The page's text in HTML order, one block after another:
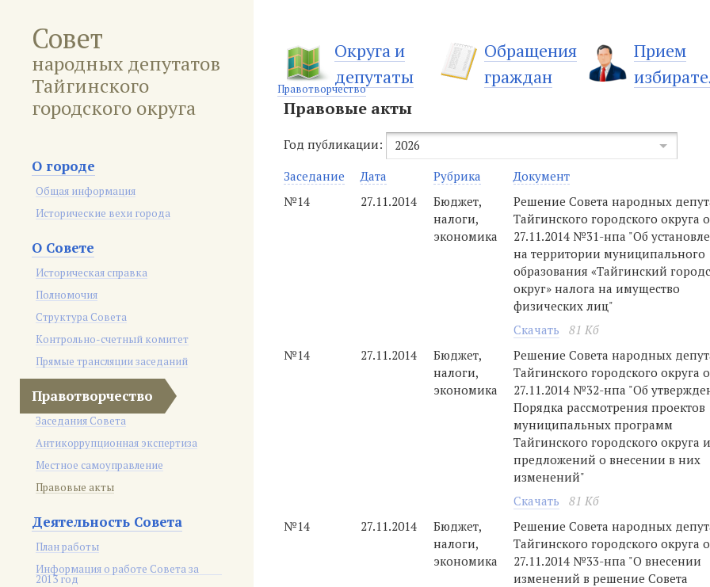
Совет
народных депутатов
Тайгинского
городского округа
О городе
Общая информация
Исторические вехи города
О Совете
Историческая справка
Полномочия
Структура Совета
Контрольно-счетный комитет
Прямые трансляции заседаний
Правотворчество
Заседания Совета
Антикоррупционная экспертиза
Местное самоуправление
Правовые акты
Деятельность Совета
План работы
Информация о работе Совета за
2013 год
Округа и
депутаты
Обращения
граждан
Прием
Правотворчество
Правовые акты
Год публикации:
2026
Заседание
Дата Рубрика
Документ
№14
27.11.2014
Бюджет,
налоги,
экономика
Решение Совета народных
Тайгинского городского округа
27.11.2014 №31-нпа "Об
на территории муниципального
образования «Тайгинский
округ» налога на имущество
физических лиц"
Скачать
81 Кб
№14
27.11.2014
Бюджет,
налоги,
экономика
Решение Совета народных
Тайгинского городского округа
27.11.2014 №32-нпа "Об
Порядка рассмотрения проектов
муниципальных программ
Тайгинского городского округа и
предложений о внесении в них
изменений"
Скачать
81 Кб
№14
27.11.2014
Бюджет,
налоги,
экономика
Решение Совета народных
Тайгинского городского округа
27.11.2014 №33-нпа "О внесении
изменений в решение Совета